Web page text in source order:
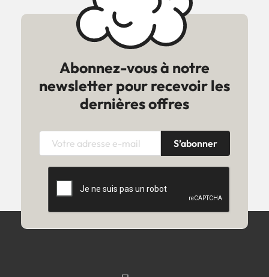
Abonnez-vous à notre
newsletter pour recevoir les
dernières offres